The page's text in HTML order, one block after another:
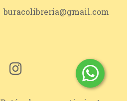
buracolibreria@gmail.com